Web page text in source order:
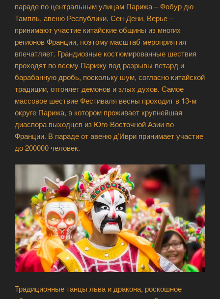
параде по центральным улицам Парижа – Фобур дю
Тампль, авеню Республики, Сен-Дени, Верье –
принимают участие китайские общины из многих
регионов Франции, поэтому масштаб мероприятия
впечатляет. Грандиозные костюмированные шествия
проходят по всему Парижу под разрывы петард и
барабанную дробь, поскольку шум, согласно китайской
традиции, отгоняет демонов и злых духов. Самое
массовое шествие Фестиваля весны проходит в 13-м
округе Парижа, в котором проживает крупнейшая
диаспора выходцев из Юго-Восточной Азии во
Франции. В параде от авеню д’Иври принимает участие
до 200000 человек.
Традиционные танцы льва и дракона, роскошное